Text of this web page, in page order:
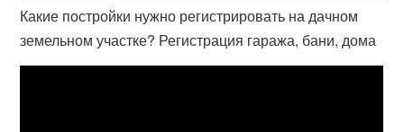
Какие постройки нужно регистрировать на дачном
земельном участке? Регистрация гаража, бани, дома